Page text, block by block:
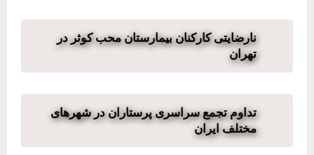
نارضایتی کارکنان بیمارستان محب کوثر در
تهران
تداوم تجمع سراسری پرستاران در شهرهای
مختلف ایران